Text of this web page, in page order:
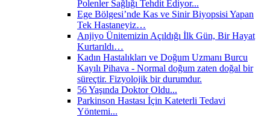
Polenler Sağlığı Tehdit Ediyor...
Ege Bölgesi’nde Kas ve Sinir Biyopsisi Yapan
Tek Hastaneyiz…
Anjiyo Ünitemizin Açıldığı İlk Gün, Bir Hayat
Kurtarıldı…
Kadın Hastalıkları ve Doğum Uzmanı Burcu
Kayılı Pihava - Normal doğum zaten doğal bir
süreçtir. Fizyolojik bir durumdur.
56 Yaşında Doktor Oldu...
Parkinson Hastası İçin Kateterli Tedavi
Yöntemi...